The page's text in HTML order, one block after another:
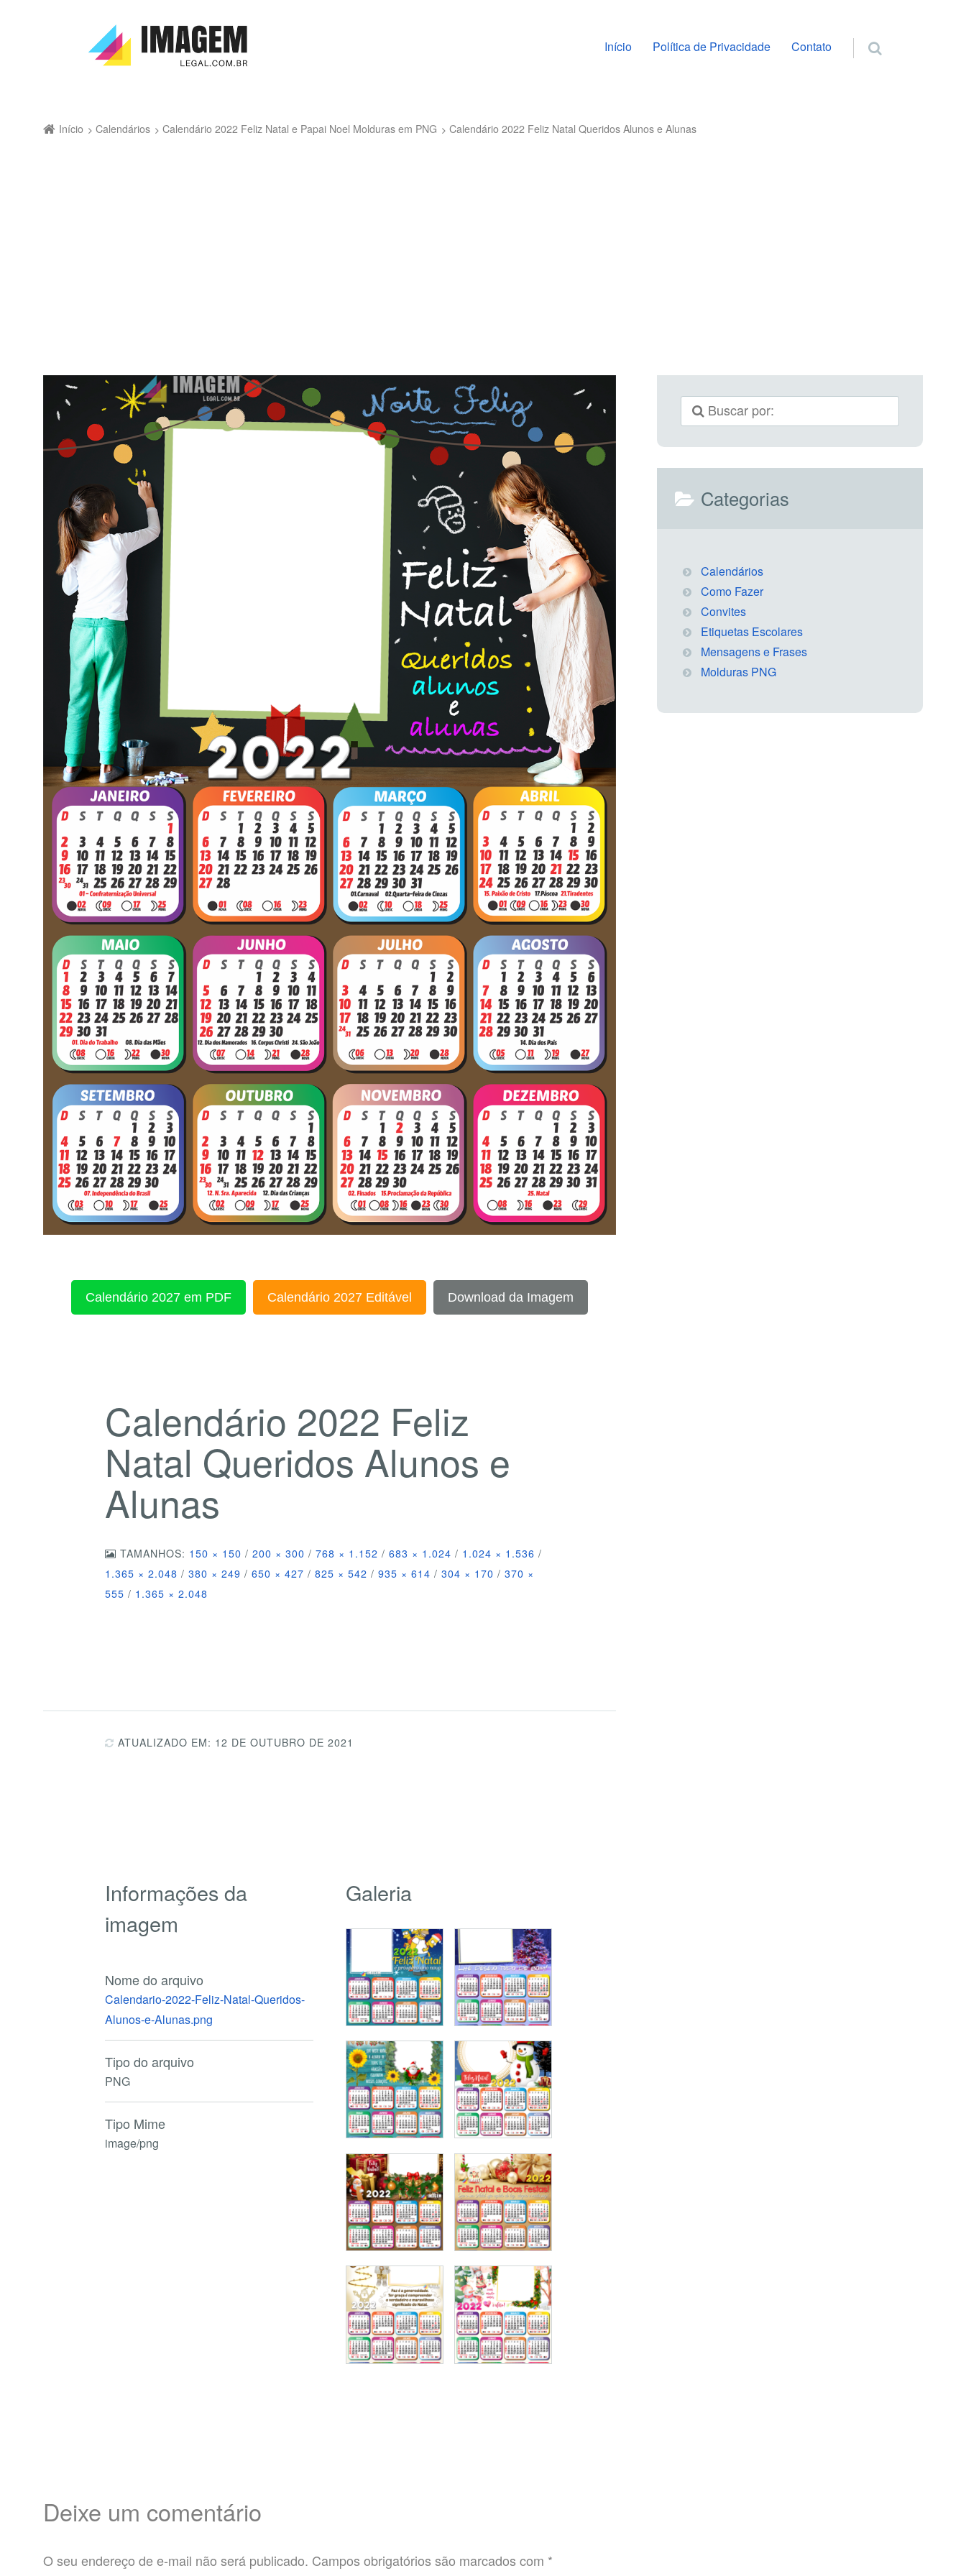
Pular para o conteúdo
Início Política de Privacidade Contato
Início Calendários Calendário 2022 Feliz Natal e Papai Noel Molduras em PNG Calendário 2022 Feliz Natal Queridos Alunos e Alunas
Calendário 2027 em PDF Calendário 2027 Editável Download da Imagem
Calendário 2022 Feliz
Natal Queridos Alunos e
Alunas
TAMANHOS: 150 × 150 / 200 × 300 / 768 × 1.152 / 683 × 1.024 / 1.024 × 1.536 /
1.365 × 2.048 / 380 × 249 / 650 × 427 / 825 × 542 / 935 × 614 / 304 × 170 / 370 ×
555 / 1.365 × 2.048
ATUALIZADO EM: 12 DE OUTUBRO DE 2021
Informações da
imagem
Nome do arquivo
Calendario-2022-Feliz-Natal-Queridos-
Alunos-e-Alunas.png
Tipo do arquivo
PNG
Tipo Mime
image/png
Galeria
Deixe um comentário
O seu endereço de e-mail não será publicado. Campos obrigatórios são marcados com *
Categorias
Calendários
Como Fazer
Convites
Etiquetas Escolares
Mensagens e Frases
Molduras PNG